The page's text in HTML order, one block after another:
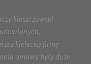
kleszczowski
kielecką firmę
umowy były duże